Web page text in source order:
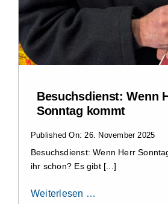
Besuchsdienst: Wenn
Sonntag kommt
Published On: 26. November 2025
Besuchsdienst: Wenn Herr
ihr schon? Es gibt [...]
Weiterlesen …